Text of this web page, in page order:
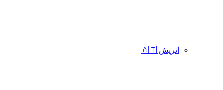
اتریش 🇦🇹